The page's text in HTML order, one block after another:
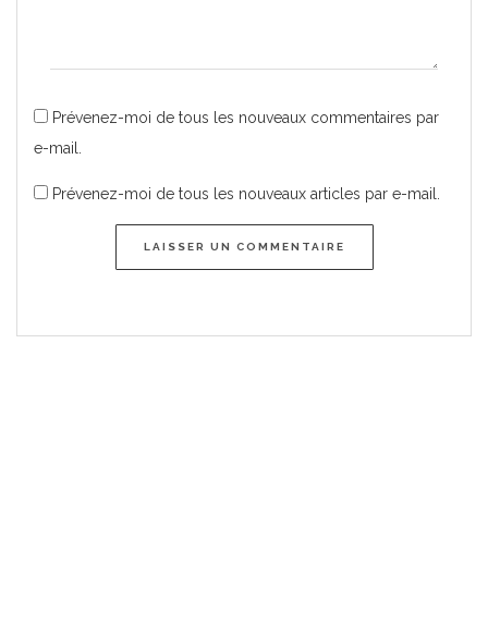
Prévenez-moi de tous les nouveaux commentaires par
e-mail.
Prévenez-moi de tous les nouveaux articles par e-mail.
LAISSER UN COMMENTAIRE